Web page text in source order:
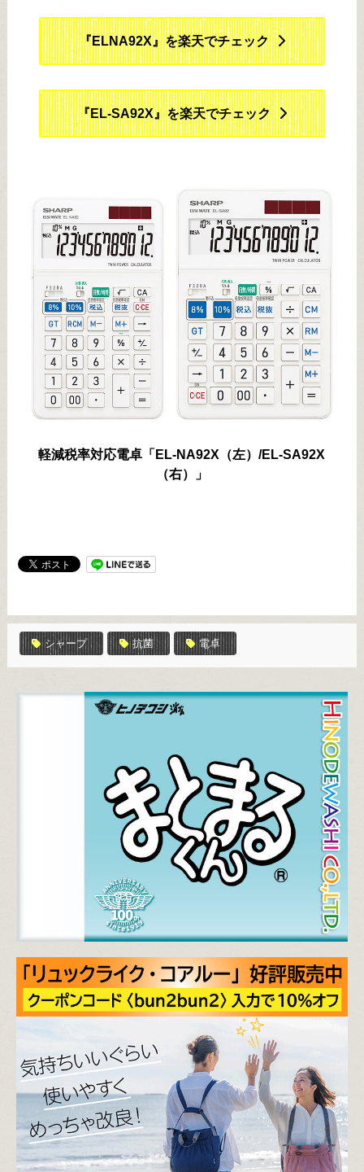
『ELNA92X』を楽天でチェック
『EL-SA92X』を楽天でチェック
軽減税率対応電卓「EL-NA92X（左）/EL-SA92X
（右）」
シャープ 抗菌 電卓